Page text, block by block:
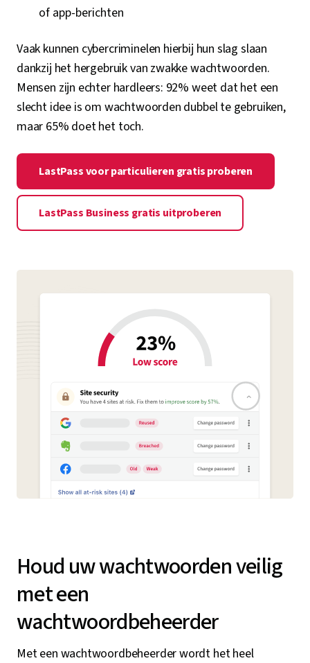
of app-berichten
Vaak kunnen cybercriminelen hierbij hun slag slaan
dankzij het hergebruik van zwakke wachtwoorden.
Mensen zijn echter hardleers: 92% weet dat het een
slecht idee is om wachtwoorden dubbel te gebruiken,
maar 65% doet het toch.
LastPass voor particulieren gratis proberen
LastPass Business gratis uitproberen
Houd uw wachtwoorden veilig
met een
wachtwoordbeheerder
Met een wachtwoordbeheerder wordt het heel